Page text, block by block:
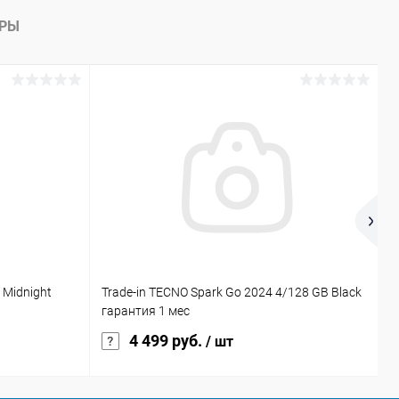
Midnight
Trade-in TECNO Spark Go 2024 4/128 GB Black
гарантия 1 мес
4 499 руб. / шт